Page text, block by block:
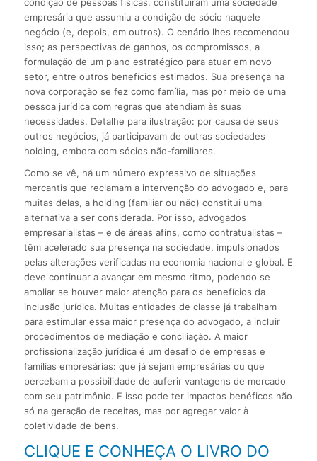
empresária que assumiu a condição de sócio naquele
negócio (e, depois, em outros). O cenário lhes recomendou
isso; as perspectivas de ganhos, os compromissos, a
formulação de um plano estratégico para atuar em novo
setor, entre outros benefícios estimados. Sua presença na
nova corporação se fez como família, mas por meio de uma
pessoa jurídica com regras que atendiam às suas
necessidades. Detalhe para ilustração: por causa de seus
outros negócios, já participavam de outras sociedades
holding, embora com sócios não-familiares.
Como se vê, há um número expressivo de situações
mercantis que reclamam a intervenção do advogado e, para
muitas delas, a holding (familiar ou não) constitui uma
alternativa a ser considerada. Por isso, advogados
empresarialistas – e de áreas afins, como contratualistas –
têm acelerado sua presença na sociedade, impulsionados
pelas alterações verificadas na economia nacional e global. E
deve continuar a avançar em mesmo ritmo, podendo se
ampliar se houver maior atenção para os benefícios da
inclusão jurídica. Muitas entidades de classe já trabalham
para estimular essa maior presença do advogado, a incluir
procedimentos de mediação e conciliação. A maior
profissionalização jurídica é um desafio de empresas e
famílias empresárias: que já sejam empresárias ou que
percebam a possibilidade de auferir vantagens de mercado
com seu patrimônio. E isso pode ter impactos benéficos não
só na geração de receitas, mas por agregar valor à
coletividade de bens.
CLIQUE E CONHEÇA O LIVRO DO